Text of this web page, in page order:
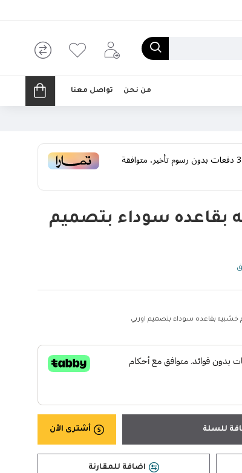
من نحن تواصل معنا
3دفعات بدون رسوم تأخير، متوافقة
بقاعده سوداء بتصميم
خشبيه بقاعده سوداء بتصميم اوربي
للسلة أشترى الأن
اضافة للمقارنة